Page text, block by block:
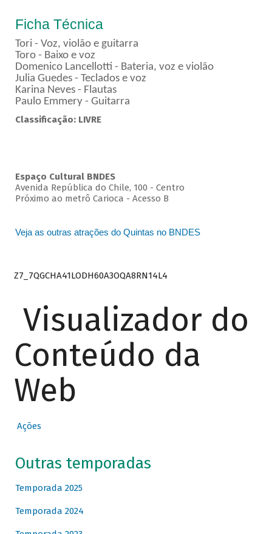
Ficha Técnica
Tori - Voz, violão e guitarra
Toro - Baixo e voz
Domenico Lancellotti - Bateria, voz e violão
Julia Guedes - Teclados e voz
Karina Neves - Flautas
Paulo Emmery - Guitarra
Classificação: LIVRE
Espaço Cultural BNDES
Avenida República do Chile, 100 - Centro
Próximo ao metrô Carioca - Acesso B
Veja as outras atrações do Quintas no BNDES
Z7_7QGCHA41LODH60A3OQA8RN14L4
Visualizador do
Conteúdo da
Web
Ações
Outras temporadas
Temporada 2025
Temporada 2024